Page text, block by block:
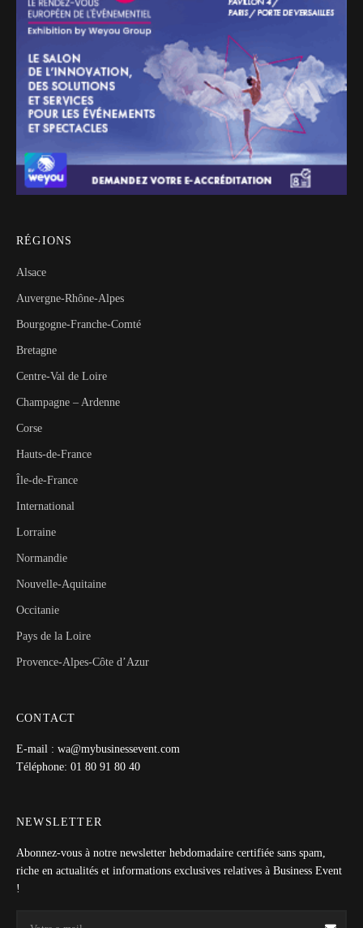
RÉGIONS
Alsace
Auvergne-Rhône-Alpes
Bourgogne-Franche-Comté
Bretagne
Centre-Val de Loire
Champagne – Ardenne
Corse
Hauts-de-France
Île-de-France
International
Lorraine
Normandie
Nouvelle-Aquitaine
Occitanie
Pays de la Loire
Provence-Alpes-Côte d’Azur
CONTACT
E-mail : wa@mybusinessevent.com
Téléphone: 01 80 91 80 40
NEWSLETTER
Abonnez-vous à notre newsletter hebdomadaire certifiée sans spam,
riche en actualités et informations exclusives relatives à Business Event
!